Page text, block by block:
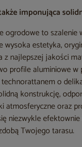
imponująca
ogrodowe to szalenie
wysoka estetyka,
najlepszej jakości
profile aluminiowe w
o
konstrukcję,
atmosferyczne oraz
niezwykle
Twojego tarasu.